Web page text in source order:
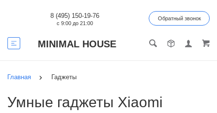
MINIMAL HOUSE
8 (495) 150-19-76
с 9:00 до 21:00
Обратный звонок
Главная Гаджеты
Умные гаджеты Xiaomi